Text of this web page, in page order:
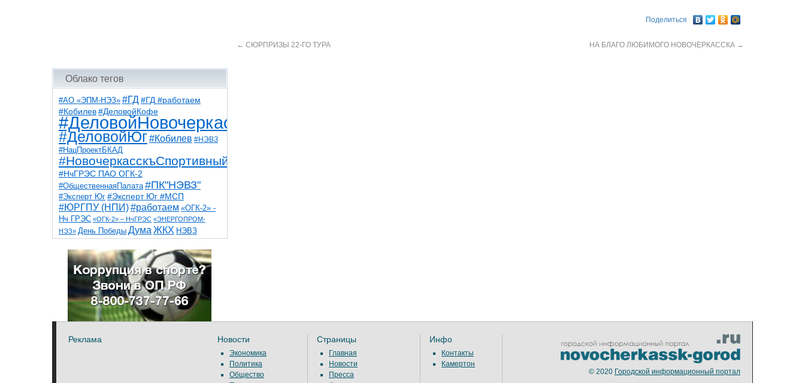
Облако тегов
#АО «ЭПМ-НЭЗ» #ГД #ГД #работаем
#Кобилев #ДеловойКофе
#ДеловойНовочеркасск
#ДеловойЮг#Кобилев #НЭВЗ
#НацПроектБКАД
#НовочеркасскъСпортивный
#НчГРЭС ПАО ОГК-2
#ОбщественнаяПалата #ПК"НЭВЗ"
#Эксперт Юг #Эксперт Юг #МСП
#ЮРГПУ (НПИ)#работаем «ОГК-2» -
Нч ГРЭС «ОГК-2» – НчГРЭС «ЭНЕРГОПРОМ-
НЭЗ» День Победы Дума ЖКХ НЭВЗ
НчГРЭС ТНТ
благоустройствоветераны выборы
детидороги казаки коррупция космос
общественная палата парк пожар роща
спорт театр транспорт художники
Поделиться
← СЮРПРИЗЫ 22-ГО ТУРА НА БЛАГО ЛЮБИМОГО НОВОЧЕРКАССКА →
Реклама Новости
Экономика
Политика
Общество
Страницы
Главная
Новости
Пресса
Инфо
Контакты
Камертон
© 2020 Городской информационный портал